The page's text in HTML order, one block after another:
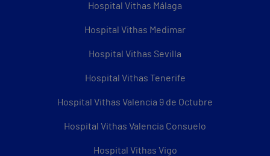
Hospital Vithas Málaga
Hospital Vithas Medimar
Hospital Vithas Sevilla
Hospital Vithas Tenerife
Hospital Vithas Valencia 9 de Octubre
Hospital Vithas Valencia Consuelo
Hospital Vithas Vigo